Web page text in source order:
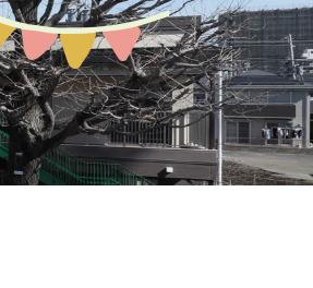
園の概要課外教室
地域開放
お問い合わせ